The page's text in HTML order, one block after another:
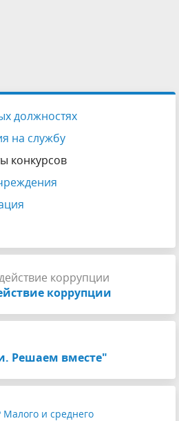
должностях
на службу
конкурсов
коррупции
Решаем вместе"
и среднего